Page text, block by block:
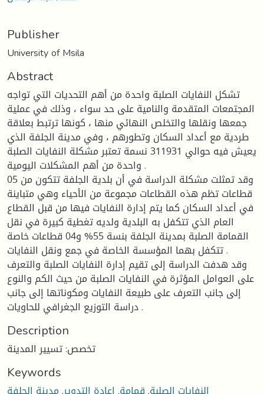
Publisher
University of Msila
Abstract
تشكل النفايات الصلبة واحدة من أهم التحديات التي تواجه
المجتمعات المتقدمة والنامية على حد سواء ، وذلك في عملية
جمعها ونقلها والتخلص النهائي منها ، كونها ترتبط بعلاقة
طردية مع أعداد السكان وتطورهم ، وفي مدينة الجلفة الذي
يعيش فيه حوالي 311931 نسمة تعتبر مشكلة النفايات الصلبة
واحدة من أهم المشكلات اليومية .
وقد تمثلت مشكلة الدراسة في أن بلدية الجلفة تتكون من 05
قطاعات تظم هذه القطاعات مجموعة من الأحياء وهي متباينة
في أعداد السكان كما يتم إدارة النفايات فيها من قبل القطاع
العام الذي تتكفل به البلدية ولديه تغطية كبيرة في نقل
القمامة الصلبة بمدينة الجلفة بنسة 55% و04 قطاعات خاصة
تتكفل بهما المؤسسة الخاصة في جمع ونقل النفايات .
وقد هدفت الدراسة إلى تقيم إدارة النفايات الصلبة والتعرف
على العوامل المؤثرة في النفايات الصلبة من حيث الكم والنوع
إلى جانب التعرف على طبيعة النفايات ومكوناتها إلى جانب
دراسة التوزيع الجغرافي للحاويات .
Description
تخصص: تسيير المدينة
Keywords